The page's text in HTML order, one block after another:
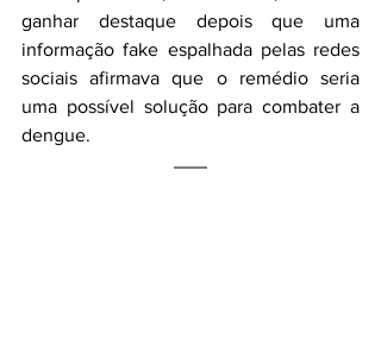
ganhar destaque depois que uma
informação fake espalhada pelas redes
sociais afirmava que o remédio seria
uma possível solução para combater a
dengue.